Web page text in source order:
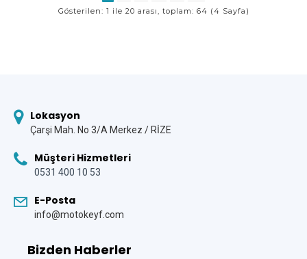
Gösterilen: 1 ile 20 arası, toplam: 64 (4 Sayfa)
Lokasyon
Çarşi Mah. No 3/A Merkez / RİZE
Müşteri Hizmetleri
0531 400 10 53
E-Posta
info@motokeyf.com
Bizden Haberler